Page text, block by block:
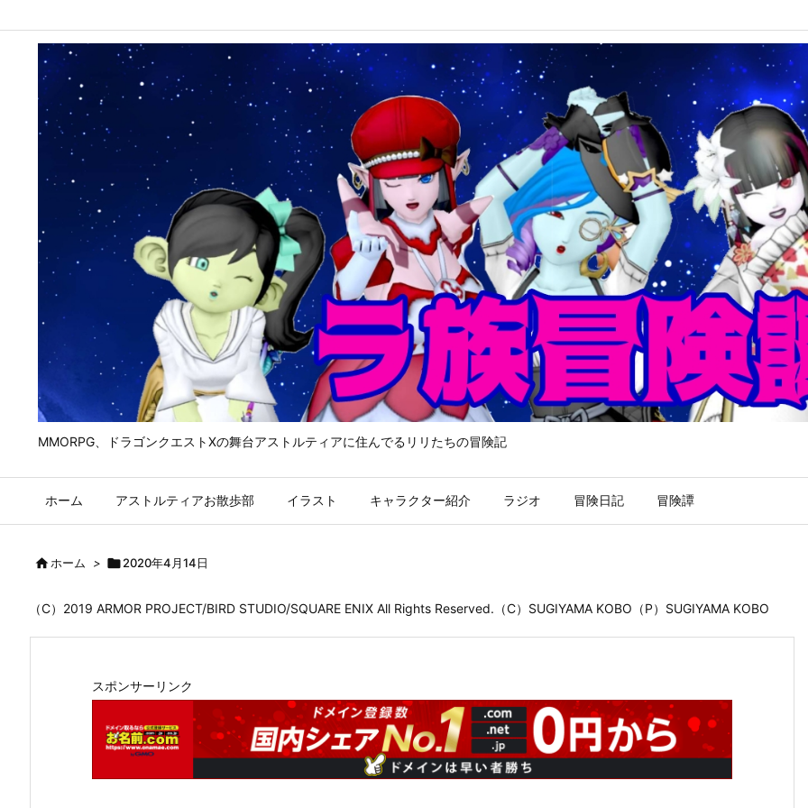
MMORPG、ドラゴンクエストⅩの舞台アストルティアに住んでるリリたちの冒険記
ホーム アストルティアお散歩部 イラスト キャラクター紹介 ラジオ 冒険日記 冒険譚
ホーム > 2020年4月14日
（C）2019 ARMOR PROJECT/BIRD STUDIO/SQUARE ENIX All Rights Reserved.（C）SUGIYAMA KOBO（P）SUGIYAMA KOBO
スポンサーリンク